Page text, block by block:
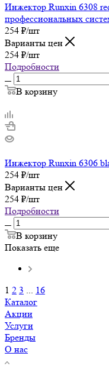
Инжектор Runxin 6308
профессиональных
254 ₽/шт
Варианты цен
254 ₽/шт
Подробности
В корзину
Инжектор Runxin 6306
254 ₽/шт
Варианты цен
254 ₽/шт
Подробности
В корзину
Показать еще
1 2 3
16
Каталог
Акции
Услуги
Бренды
О нас